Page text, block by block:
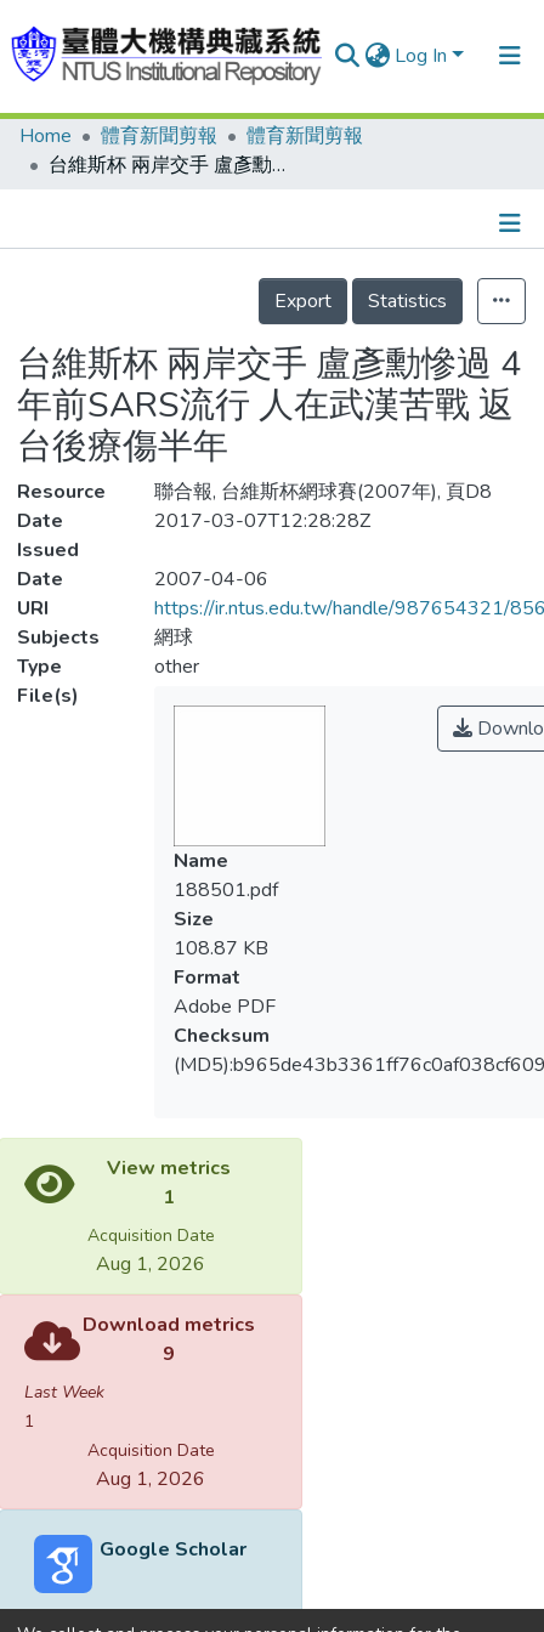
Log In
Communities & Collections
Statistics
Home 體育新聞剪報
體育新聞剪報
台維斯杯 兩岸交手 盧彥勳慘過 4年前SARS流行 人在武漢苦戰 返台後療傷半年
Details
Export
Statistics
台維斯杯 兩岸交手 盧彥勳慘過 4
年前SARS流行 人在武漢苦戰 返
台後療傷半年
Resource
聯合報, 台維斯杯網球賽(2007年), 頁D8
Date
Issued
2017-03-07T12:28:28Z
Date
2007-04-06
URI
https://ir.ntus.edu.tw/handle/987654321/
Subjects
網球
Type
other
File(s)
Name
188501.pdf
Size
108.87 KB
Format
Adobe PDF
Checksum
View metrics
1
Acquisition Date
Aug 1, 2026
Download metrics
9
Last Week
1
Acquisition Date
Aug 1, 2026
Google Scholar